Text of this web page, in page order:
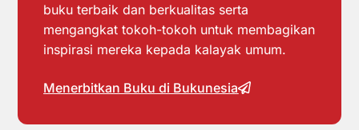
buku terbaik dan berkualitas serta
mengangkat tokoh-tokoh untuk membagikan
inspirasi mereka kepada kalayak umum.
Menerbitkan Buku di Bukunesia